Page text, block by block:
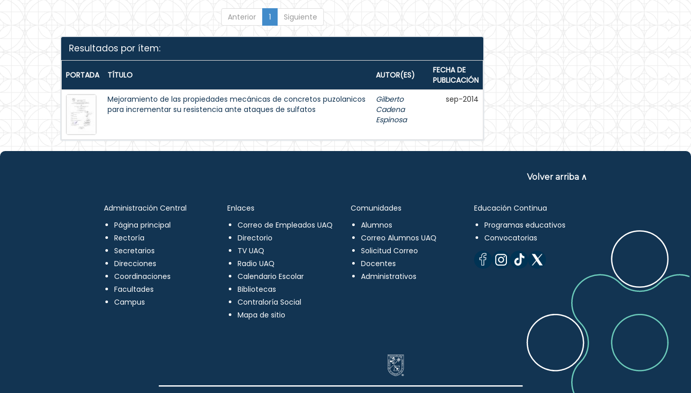
Anterior 1 Siguiente
Resultados por ítem:
PORTADA TÍTULO AUTOR(ES)
FECHA DE
PUBLICACIÓN
Mejoramiento de las propiedades mecánicas de concretos puzolanicos
para incrementar su resistencia ante ataques de sulfatos
Gilberto
Cadena
Espinosa
sep-2014
Volver arriba ∧
Administración Central
Página principal
Rectoría
Secretarios
Direcciones
Coordinaciones
Facultades
Campus
Enlaces
Correo de Empleados UAQ
Directorio
TV UAQ
Radio UAQ
Calendario Escolar
Bibliotecas
Contraloría Social
Mapa de sitio
Comunidades
Alumnos
Correo Alumnos UAQ
Solicitud Correo
Docentes
Administrativos
Educación Continua
Programas educativos
Convocatorias